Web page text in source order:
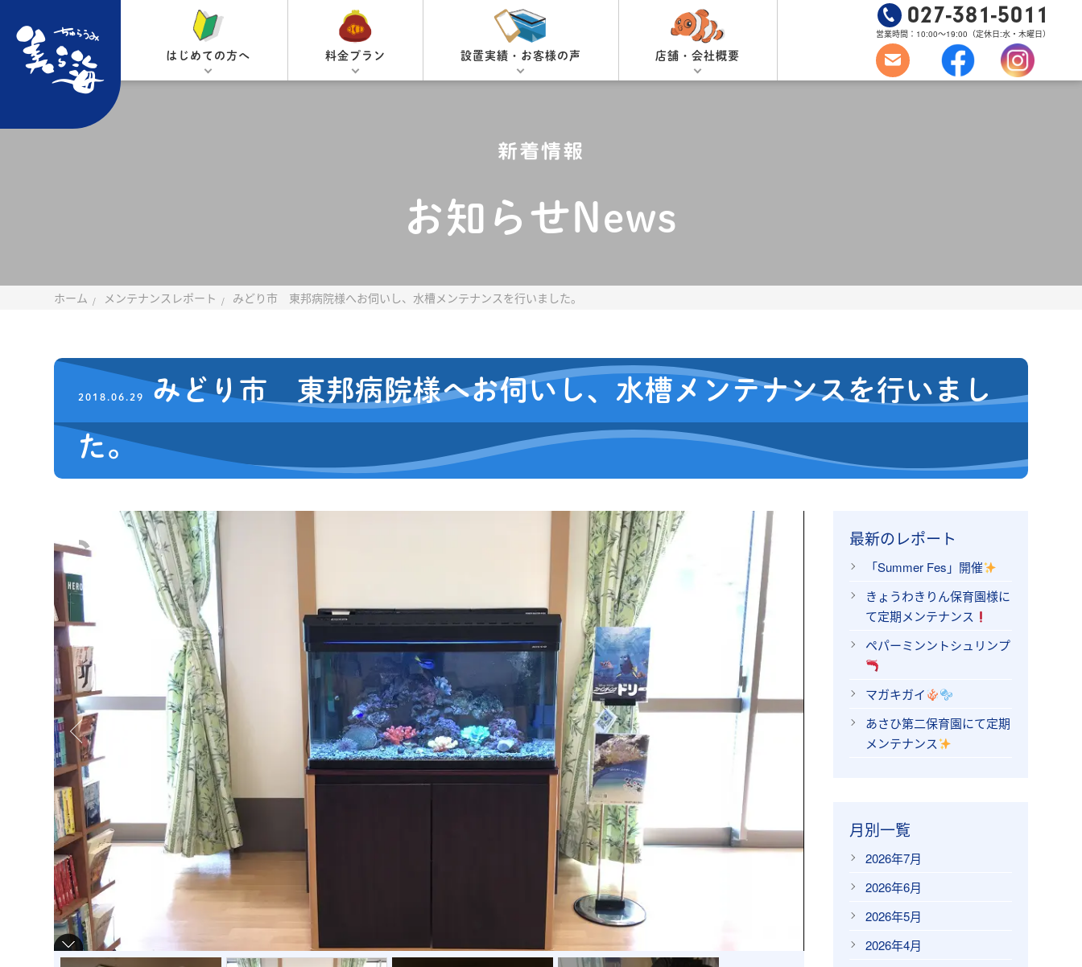
はじめての方へ 料金プラン 設置実績・お客様の声 店舗・会社概要
027-381-5011
営業時間：10:00～19:00 （定休日:水・木曜日）
新着情報
お知らせNews
ホーム メンテナンスレポート みどり市 東邦病院様へお伺いし、水槽メンテナンスを行いました。
2018.06.29
みどり市 東邦病院様へお伺いし、水槽メンテナンスを行いまし
た。
最新のレポート
「Summer Fes」開催
きょうわきりん保育園様に
て定期メンテナンス
ペパーミンントシュリンプ
マガキガイ
あさひ第二保育園にて定期
メンテナンス
月別一覧
2026年7月
2026年6月
2026年5月
2026年4月